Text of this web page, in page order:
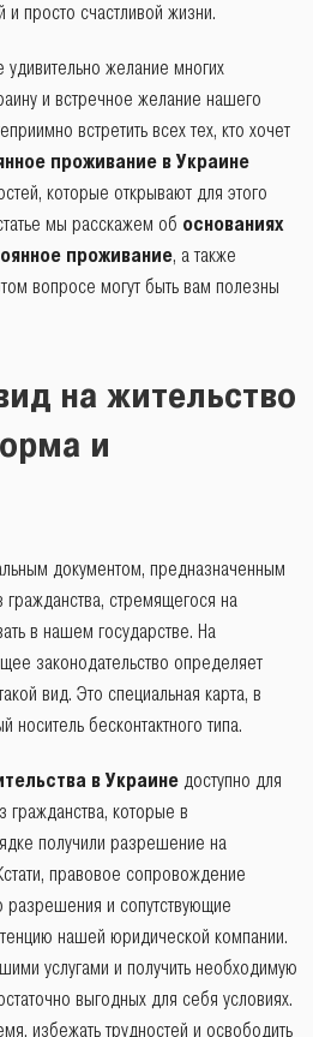
и просто счастливой жизни.
желание многих
и встречное желание нашего
встретить всех тех, кто хочет
проживание в Украине
которые открывают для этого
мы расскажем об основаниях
проживание, а также
вопросе могут быть вам полезны
на жительство
и
документом, предназначенным
гражданства, стремящегося на
в нашем государстве. На
законодательство определяет
вид. Это специальная карта, в
носитель бесконтактного типа.
в Украине доступно для
гражданства, которые в
получили разрешение на
правовое сопровождение
разрешения и сопутствующие
нашей юридической компании.
услугами и получить необходимую
выгодных для себя условиях.
избежать трудностей и освободить